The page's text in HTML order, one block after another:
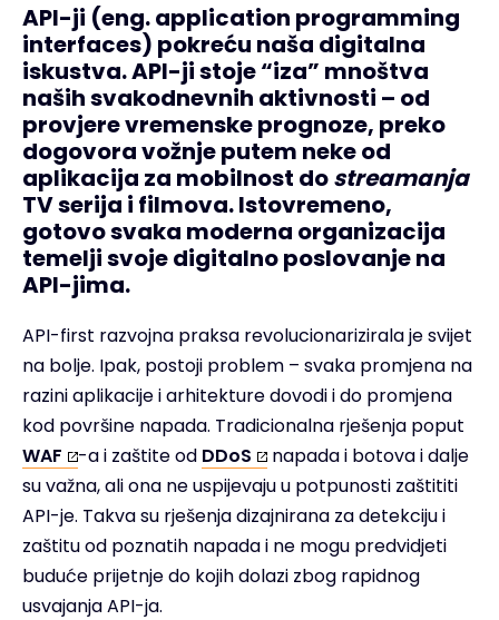
API-ji (eng. application programming
interfaces) pokreću naša digitalna
iskustva. API-ji stoje “iza” mnoštva
naših svakodnevnih aktivnosti – od
provjere vremenske prognoze, preko
dogovora vožnje putem neke od
aplikacija za mobilnost dostreamanja
TV serija i filmova. Istovremeno,
gotovo svaka moderna organizacija
temelji svoje digitalno poslovanje na
API-jima.
API-first razvojna praksa revolucionarizirala je svijet
na bolje. Ipak, postoji problem – svaka promjena na
razini aplikacije i arhitekture dovodi i do promjena
kod površine napada. Tradicionalna rješenja poput
WAF
-a i zaštite od DDoS
napada i botova i dalje
su važna, ali ona ne uspijevaju u potpunosti zaštititi
API-je. Takva su rješenja dizajnirana za detekciju i
zaštitu od poznatih napada i ne mogu predvidjeti
buduće prijetnje do kojih dolazi zbog rapidnog
usvajanja API-ja.